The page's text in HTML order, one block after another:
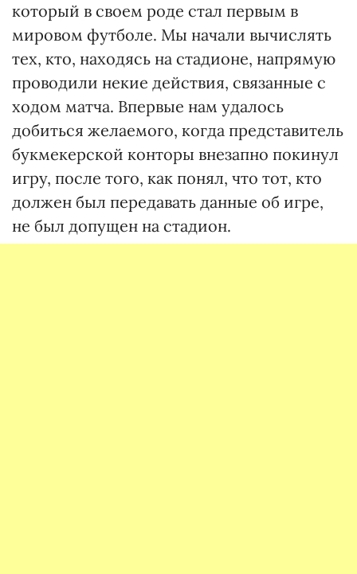
который в своем роде стал первым в
мировом футболе. Мы начали вычислять
тех, кто, находясь на стадионе, напрямую
проводили некие действия, связанные с
ходом матча. Впервые нам удалось
добиться желаемого, когда представитель
букмекерской конторы внезапно покинул
игру, после того, как понял, что тот, кто
должен был передавать данные об игре,
не был допущен на стадион.